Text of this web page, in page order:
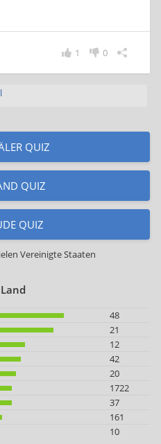
0
1
QUIZ
QUIZ
QUIZ
Vereinigte Staaten
48
21
12
42
20
1722
37
161
10